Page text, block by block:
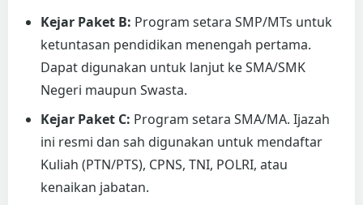
Kejar Paket B: Program setara SMP/MTs untuk
ketuntasan pendidikan menengah pertama.
Dapat digunakan untuk lanjut ke SMA/SMK
Negeri maupun Swasta.
Kejar Paket C: Program setara SMA/MA. Ijazah
ini resmi dan sah digunakan untuk mendaftar
Kuliah (PTN/PTS), CPNS, TNI, POLRI, atau
kenaikan jabatan.